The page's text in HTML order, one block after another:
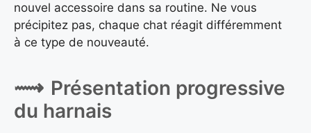
nouvel accessoire dans sa routine. Ne vous
précipitez pas, chaque chat réagit différemment
à ce type de nouveauté.
Présentation progressive
du harnais